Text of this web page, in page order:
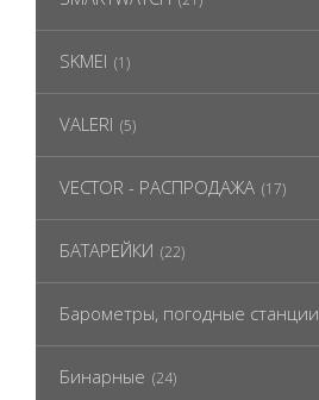
SKMEI (1)
VALERI (5)
VECTOR - РАСПРОДАЖА (17)
БАТАРЕЙКИ (22)
Барометры, погодные станции
Бинарные (24)